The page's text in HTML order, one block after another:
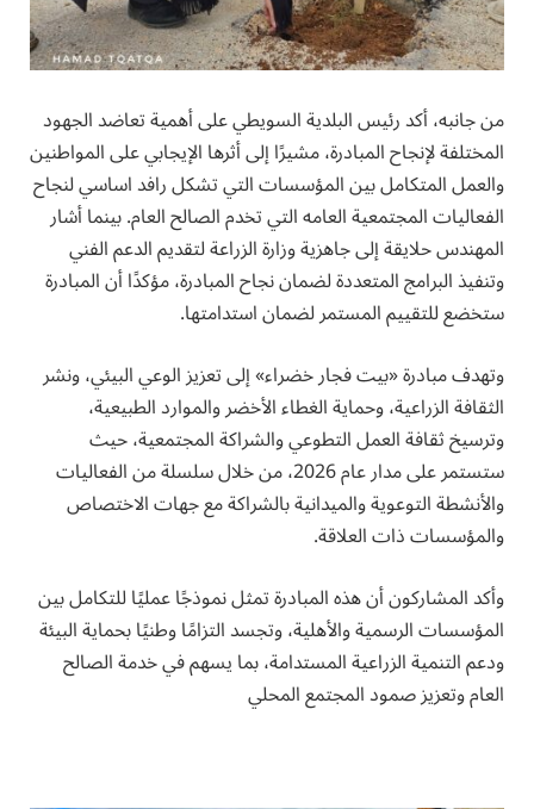
من جانبه، أكد رئيس البلدية السويطي على أهمية تعاضد الجهود
المختلفة لإنجاح المبادرة، مشيرًا إلى أثرها الإيجابي على المواطنين
والعمل المتكامل بين المؤسسات التي تشكل رافد اساسي لنجاح
الفعاليات المجتمعية العامه التي تخدم الصالح العام. بينما أشار
المهندس حلايقة إلى جاهزية وزارة الزراعة لتقديم الدعم الفني
وتنفيذ البرامج المتعددة لضمان نجاح المبادرة، مؤكدًا أن المبادرة
ستخضع للتقييم المستمر لضمان استدامتها.
وتهدف مبادرة «بيت فجار خضراء» إلى تعزيز الوعي البيئي، ونشر
الثقافة الزراعية، وحماية الغطاء الأخضر والموارد الطبيعية،
وترسيخ ثقافة العمل التطوعي والشراكة المجتمعية، حيث
ستستمر على مدار عام 2026، من خلال سلسلة من الفعاليات
والأنشطة التوعوية والميدانية بالشراكة مع جهات الاختصاص
والمؤسسات ذات العلاقة.
وأكد المشاركون أن هذه المبادرة تمثل نموذجًا عمليًا للتكامل بين
المؤسسات الرسمية والأهلية، وتجسد التزامًا وطنيًا بحماية البيئة
ودعم التنمية الزراعية المستدامة، بما يسهم في خدمة الصالح
العام وتعزيز صمود المجتمع المحلي